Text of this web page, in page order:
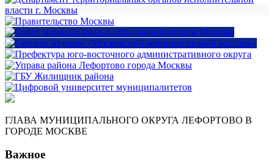
ГЛАВА МУНИЦИПАЛЬНОГО ОКРУГА ЛЕФОРТОВО В
ГОРОДЕ МОСКВЕ
Важное